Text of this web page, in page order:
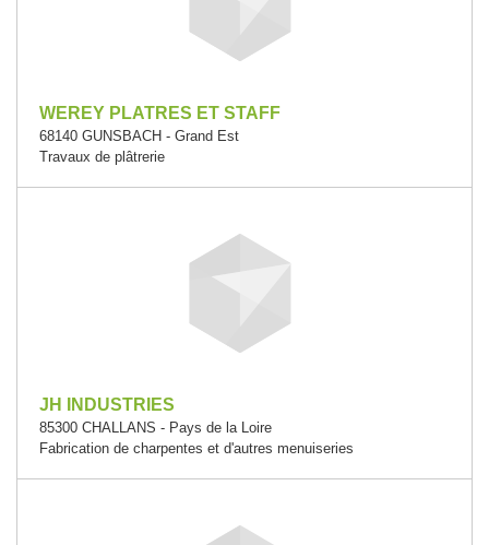
WEREY PLATRES ET STAFF
68140 GUNSBACH - Grand Est
Travaux de plâtrerie
JH INDUSTRIES
85300 CHALLANS - Pays de la Loire
Fabrication de charpentes et d'autres menuiseries